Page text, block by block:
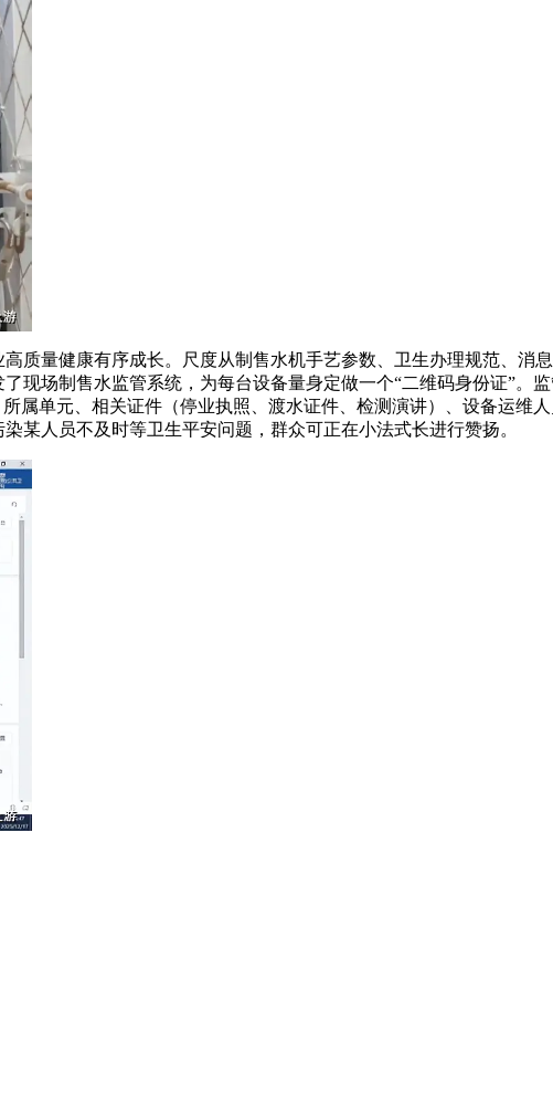
量健康有序成长。尺度从制售水机手艺参数、卫生办理规范、消
现场制售水监管系统，为每台设备量身定做一个“二维码身份证”。
属单元、相关证件（停业执照、渡水证件、检测演讲）、设备运维
某人员不及时等卫生平安问题，群众可正在小法式长进行赞扬。